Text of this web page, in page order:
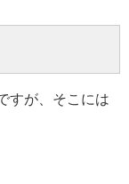
すが、そこには